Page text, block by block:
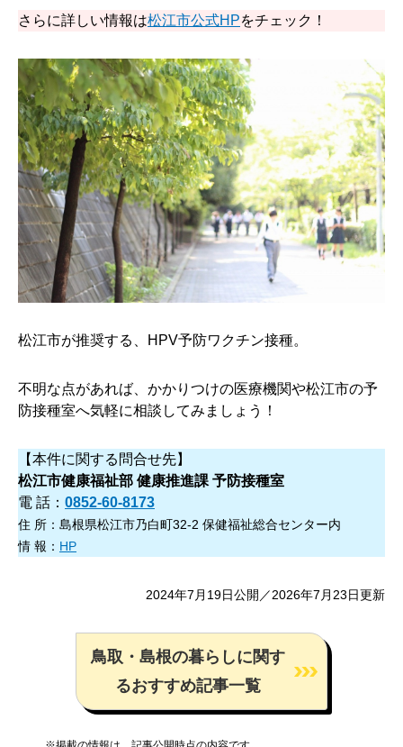
さらに詳しい情報は松江市公式HPをチェック！
松江市が推奨する、HPV予防ワクチン接種。
不明な点があれば、かかりつけの医療機関や松江市の予
防接種室へ気軽に相談してみましょう！
【本件に関する問合せ先】
松江市健康福祉部 健康推進課 予防接種室
電 話： 0852-60-8173
住 所：島根県松江市乃白町32-2 保健福祉総合センター内
情 報： HP
2024年7月19日公開／2026年7月23日更新
鳥取・島根の暮らしに関す
るおすすめ記事一覧